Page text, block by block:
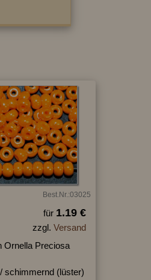
Best.Nr.:03025
für 1.19 €
zzgl. Versand
Ornella Preciosa
schimmernd (lüster)